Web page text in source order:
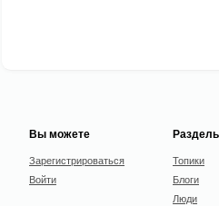
Вы можете
Зарегистрироваться
Войти
Топики
Блоги
Люди